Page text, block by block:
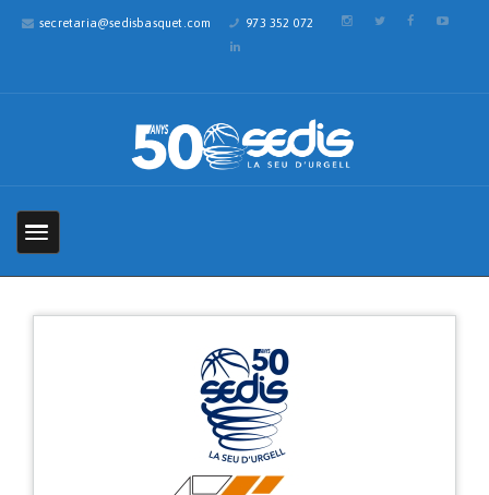
secretaria@sedisbasquet.com 973 352 072